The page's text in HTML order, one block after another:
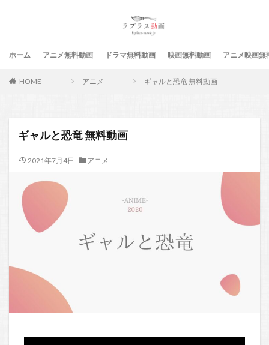
ホーム アニメ無料動画 ドラマ無料動画 映画無料動画 アニメ映画無
HOME アニメ ギャルと恐竜 無料動画
ギャルと恐竜 無料動画
2021年7月4日 アニメ